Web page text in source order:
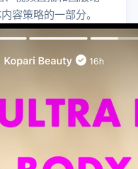
容策略的一部分。